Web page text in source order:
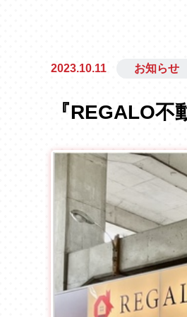
2023.10.11 お知らせ
『REGALO